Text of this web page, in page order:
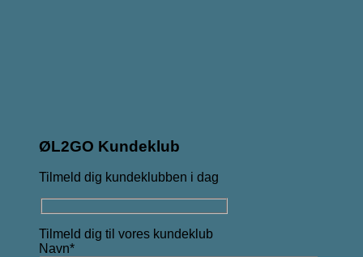
ØL2GO Kundeklub
Tilmeld dig kundeklubben i dag
Tilmeld dig til vores kundeklub
Navn*